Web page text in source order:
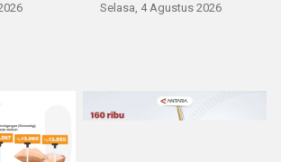
Selasa, 4 Agustus 2026